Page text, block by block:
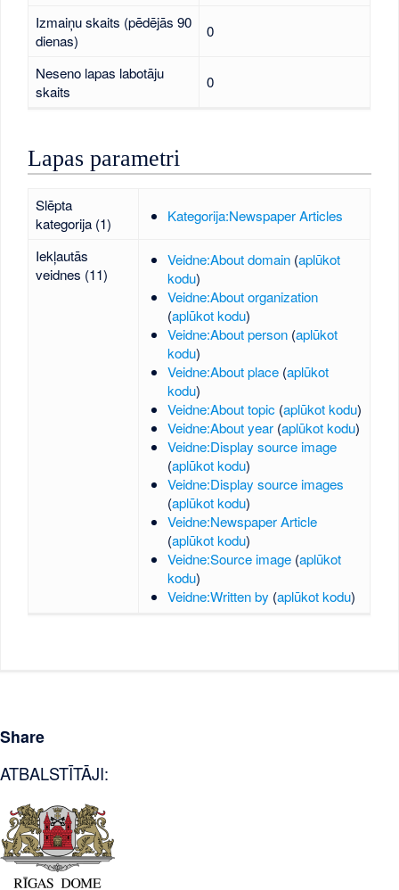
Izmaiņu skaits (pēdējās 90
dienas)
0
Neseno lapas labotāju
skaits
0
Lapas parametri
Slēpta
kategorija (1)
Kategorija:Newspaper Articles
Iekļautās
veidnes (11)
Veidne:About domain (aplūkot
kodu)
Veidne:About organization
(aplūkot kodu)
Veidne:About person (aplūkot
kodu)
Veidne:About place (aplūkot
kodu)
Veidne:About topic (aplūkot kodu)
Veidne:About year (aplūkot kodu)
Veidne:Display source image
(aplūkot kodu)
Veidne:Display source images
(aplūkot kodu)
Veidne:Newspaper Article
(aplūkot kodu)
Veidne:Source image (aplūkot
kodu)
Veidne:Written by (aplūkot kodu)
Share
ATBALSTĪTĀJI: